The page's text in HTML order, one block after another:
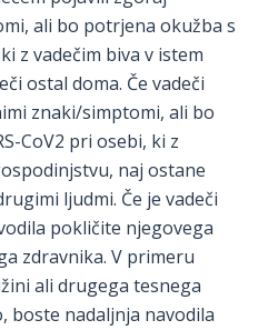
ali bo potrjena okužba s
z vadečim biva v istem
ostal doma. Če vadeči
znaki/simptomi, ali bo
CoV2 pri osebi, ki z
naj ostane
ljudmi. Če je vadeči
pokličite njegovega
zdravnika. V primeru
ali drugega tesnega
boste nadaljnja navodila